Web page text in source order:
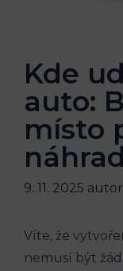
Kde
auto:
místo
9. 11. 2025
Víte, že
nemusí být